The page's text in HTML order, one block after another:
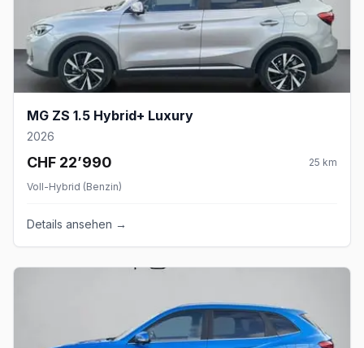
MG ZS 1.5 Hybrid+ Luxury
2026
CHF 22’990 25 km
Voll-Hybrid (Benzin)
Details ansehen →